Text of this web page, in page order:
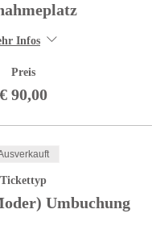
Infos
Preis
€ 90,00
Tickettyp
Umbuchung